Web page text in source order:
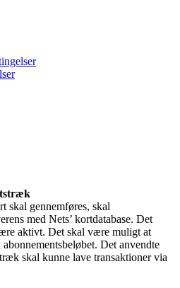
skal gennemføres, skal
med Nets’ kortdatabase. Det
aktivt. Det skal være muligt at
Det anvendte
skal kunne lave transaktioner via